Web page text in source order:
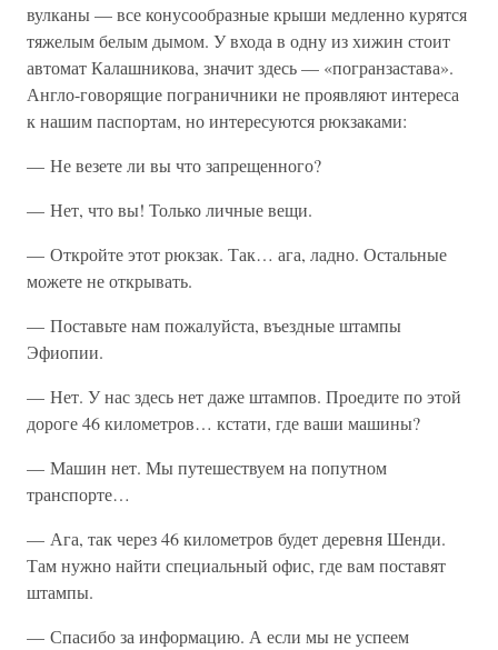
вулканы — все конусообразные крыши медленно курятся
тяжелым белым дымом. У входа в одну из хижин стоит
автомат Калашникова, значит здесь — «погранзастава».
Англо-говорящие пограничники не проявляют интереса
к нашим паспортам, но интересуются рюкзаками:
— Не везете ли вы что запрещенного?
— Нет, что вы! Только личные вещи.
— Откройте этот рюкзак. Так… ага, ладно. Остальные
можете не открывать.
— Поставьте нам пожалуйста, въездные штампы
Эфиопии.
— Нет. У нас здесь нет даже штампов. Проедите по этой
дороге 46 километров… кстати, где ваши машины?
— Машин нет. Мы путешествуем на попутном
транспорте…
— Ага, так через 46 километров будет деревня Шенди.
Там нужно найти специальный офис, где вам поставят
штампы.
— Спасибо за информацию. А если мы не успеем